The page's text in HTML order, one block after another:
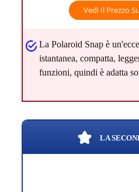
Vedi Il Prezzo
La Polaroid Snap è
istantanea, compatta,
funzioni, quindi è adatta
LA